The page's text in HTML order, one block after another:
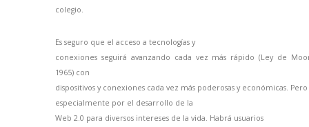
colegio.
Es seguro que el acceso a tecnologías y
conexiones seguirá avanzando cada vez más rápido (Ley de
1965) con
dispositivos y conexiones cada vez más poderosas y económicas. Pero
especialmente por el desarrollo de la
Web 2.0 para diversos intereses de la vida. Habrá usuarios